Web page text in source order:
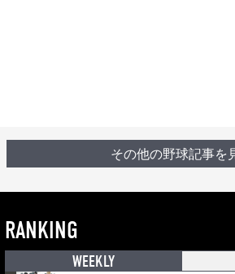
その他の野球記事を
RANKING
WEEKLY